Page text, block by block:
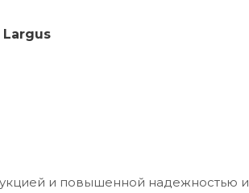
и повышенной надежностью и